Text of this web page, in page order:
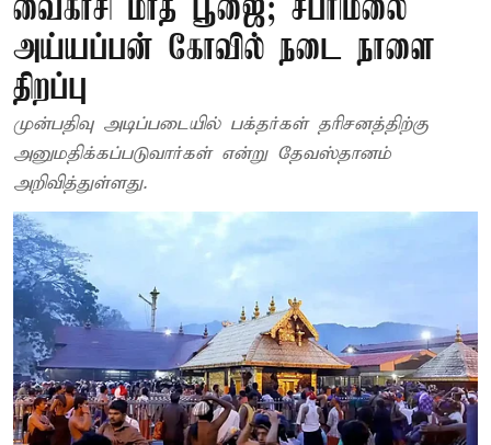
வைகாசி மாத பூஜை; சபரிமலை
அய்யப்பன் கோவில் நடை நாளை
திறப்பு
முன்பதிவு அடிப்படையில் பக்தர்கள் தரிசனத்திற்கு
அனுமதிக்கப்படுவார்கள் என்று தேவஸ்தானம்
அறிவித்துள்ளது.